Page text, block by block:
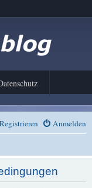
Anmelden
Registrieren